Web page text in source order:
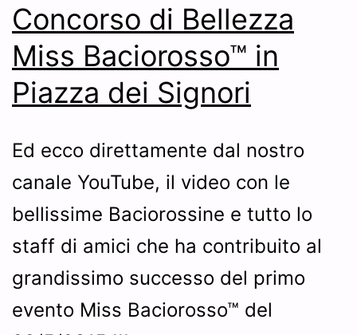
Concorso di Bellezza
Miss Baciorosso™ in
Piazza dei Signori
Ed ecco direttamente dal nostro
canale YouTube, il video con le
bellissime Baciorossine e tutto lo
staff di amici che ha contribuito al
grandissimo successo del primo
evento Miss Baciorosso™ del